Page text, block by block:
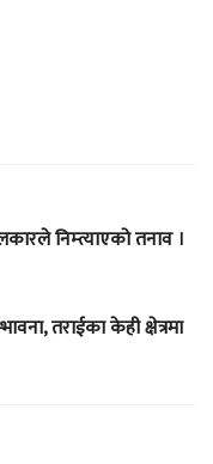
निम्त्याएको तनाव ।
तराईका केही क्षेत्रमा